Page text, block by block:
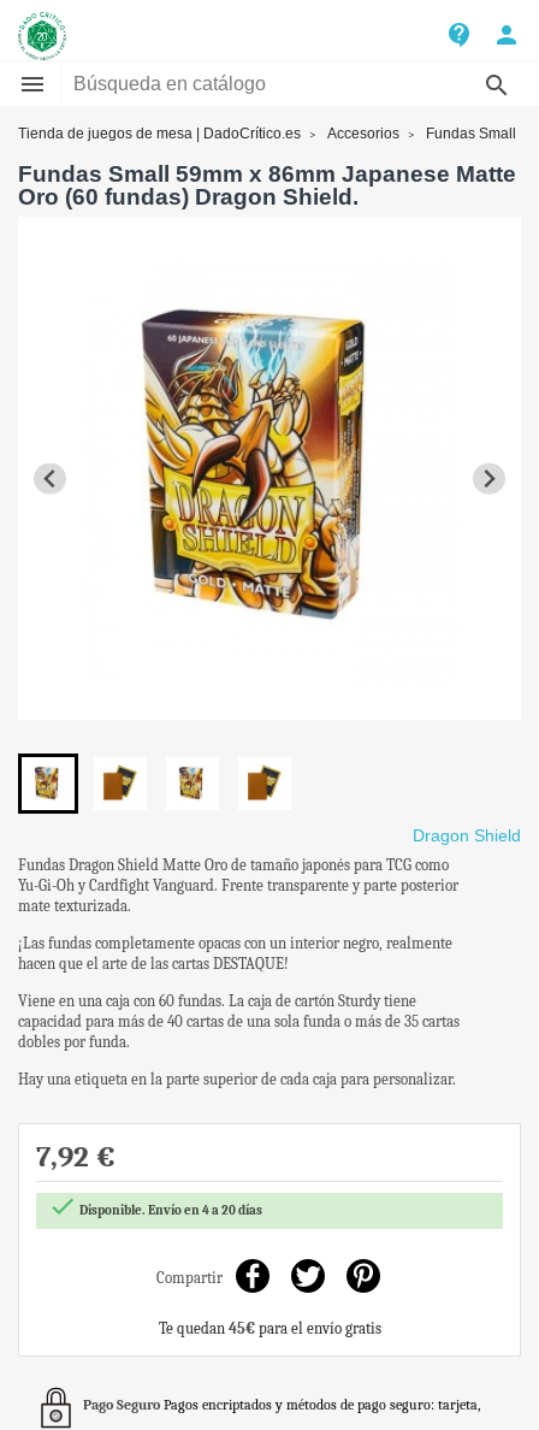
contact_support
person


Tienda de juegos de mesa | DadoCrítico.es Accesorios Fundas Small
Fundas Small 59mm x 86mm Japanese Matte
Oro (60 fundas) Dragon Shield.
Dragon Shield
Fundas Dragon Shield Matte Oro de tamaño japonés para TCG como
Yu-Gi-Oh y Cardfight Vanguard. Frente transparente y parte posterior
mate texturizada.
¡Las fundas completamente opacas con un interior negro, realmente
hacen que el arte de las cartas DESTAQUE!
Viene en una caja con 60 fundas. La caja de cartón Sturdy tiene
capacidad para más de 40 cartas de una sola funda o más de 35 cartas
dobles por funda.
Hay una etiqueta en la parte superior de cada caja para personalizar.
7,92 €
 Disponible. Envío en 4 a 20 días
Compartir
Te quedan 45€para el envío gratis
Pago Seguro Pagos encriptados y métodos de pago seguro: tarjeta,